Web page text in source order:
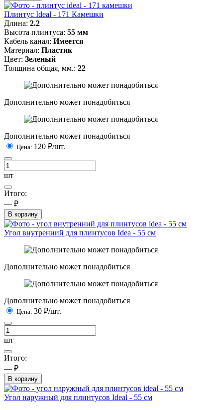
Плинтус Ideal - 171 Камешки
Длина: 2.2
Высота плинтуса: 55 мм
Кабель канал: Имеется
Материал: Пластик
Цвет: Зеленый
Толщина общая, мм.: 22
Дополнительно может понадобиться
Дополнительно может понадобиться
Цена: 120 ₽/шт.
шт
Итого:
— ₽
В корзину
Угол внутренний для плинтусов Idea - 55 см
Дополнительно может понадобиться
Дополнительно может понадобиться
Цена: 30 ₽/шт.
шт
Итого:
— ₽
В корзину
Угол наружный для плинтусов Ideal - 55 см